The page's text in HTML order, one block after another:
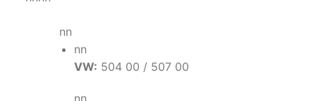
nn
nn
VW: 504 00 / 507 00